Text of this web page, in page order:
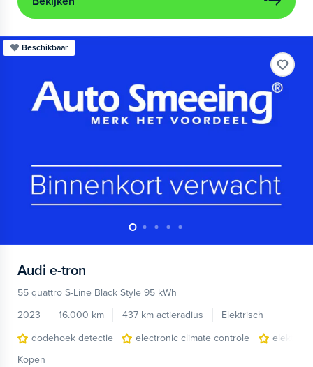
Beschikbaar
Audi e-tron
55 quattro S-Line Black Style 95 kWh
2023
16.000 km 437 km actieradius
Elektrisch
dodehoek detectie
electronic climate controle
Kopen